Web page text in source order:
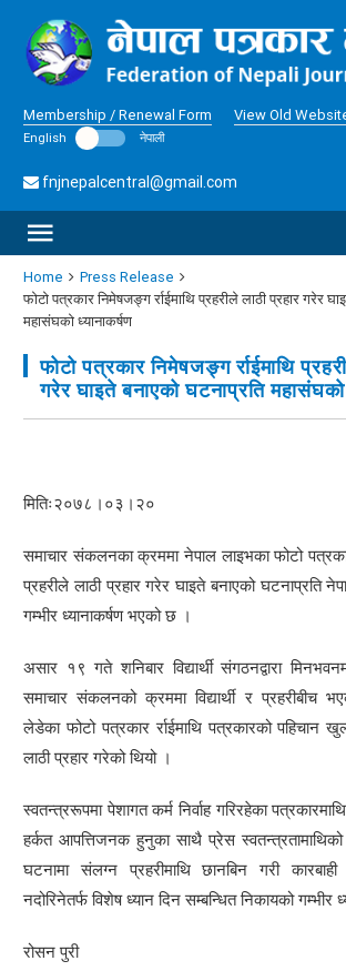
Membership / Renewal Form View Old
English नेपाली
fnjnepalcentral@gmail.com
Home
Press Release
फोटो पत्रकार निमेषजङ्ग र्राईमाथि प्रहरीले लाठी प्रहार गरेर
महासंघको ध्यानाकर्षण
फोटो पत्रकार निमेषजङ्ग र्राईमाथि
गरेर घाइते बनाएको घटनाप्रति महासंघको
मितिः२०७८।०३।२०
समाचार संकलनका क्रममा नेपाल लाइभका फोटो
प्रहरीले लाठी प्रहार गरेर घाइते बनाएको घटनाप्रति
गम्भीर ध्यानाकर्षण भएको छ ।
असार १९ गते शनिबार विद्यार्थी संगठनद्वारा
समाचार संकलनको क्रममा विद्यार्थी र प्रहरीबीच
लेडेका फोटो पत्रकार र्राईमाथि पत्रकारको पहिचान
लाठी प्रहार गरेको थियो ।
स्वतन्त्ररूपमा पेशागत कर्म निर्वाह गरिरहेका पत्रकारमाथि
हर्कत आपत्तिजनक हुनुका साथै प्रेस
घटनामा संलग्न प्रहरीमाथि छानबिन गरी
नदोरिनेतर्फ विशेष ध्यान दिन सम्बन्धित निकायको गम्भीर
रोसन पुरी